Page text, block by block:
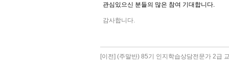
관심있으신 분들의 많은 참여 기대합니다.
감사합니다.
[이전] (주말반) 85기 인지학습상담전문가 2급